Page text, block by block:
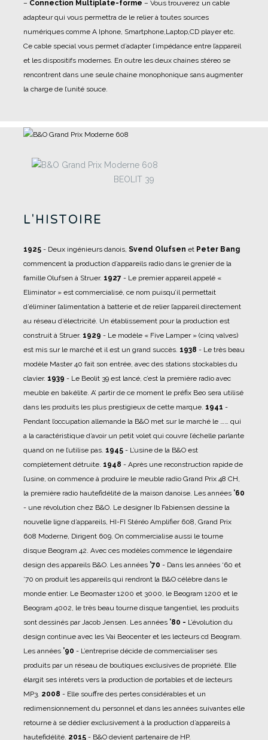
– Connection Multiplate-forme – Vous trouverez un cable
adapteur qui vous permettra de le relier à toutes sources
numériques comme A Iphone, Smartphone,Laptop,CD player etc.
Ce cable special vous permet d’adapter l’impédance entre l’appareil
et les dispositifs modernes. En outre les deux chaines stéreo se
rencontrent dans une seule chaine monophonique sans augmenter
la charge de l’unité souce.
BEOLIT 39
L'HISTOIRE
1925 - Deux ingénieurs danois, Svend Olufsen et Peter Bang
commencent la production d’appareils radio dans le grenier de la
famille Olufsen à Struer. 1927 - Le premier appareil appelé «
Eliminator » est commercialisé, ce nom puisqu’il permettait
d’éliminer l’alimentation à batterie et de relier l’appareil directement
au réseau d’électricité. Un établissement pour la production est
construit à Struer. 1929 - Le modèle « Five Lamper » (cinq valves)
est mis sur le marché et il est un grand succès. 1938 - Le très beau
modèle Master 40 fait son entrée, avec des stations stockables du
clavier. 1939 - Le Beolit 39 est lancé, c’est la première radio avec
meuble en bakélite. A’ partir de ce moment le préfix Beo sera utilisé
dans les produits les plus prestigieux de cette marque. 1941 -
Pendant l’occupation allemande la B&O met sur le marché le …… qui
a la caractéristique d’avoir un petit volet qui couvre l’échelle parlante
quand on ne l’utilise pas. 1945 - L’usine de la B&O est
complètement détruite. 1948 - Après une reconstruction rapide de
l’usine, on commence à produire le meuble radio Grand Prix 48 CH,
la première radio hautefidélité de la maison danoise. Les années ’60
- une révolution chez B&O. Le designer Ib Fabiensen dessine la
nouvelle ligne d’appareils, HI-FI Stéréo Amplifier 608, Grand Prix
608 Moderne, Dirigent 609. On commercialise aussi le tourne
disque Beogram 42. Avec ces modèles commence le légendaire
design des appareils B&O. Les années ’70 - Dans les années ‘60 et
’70 on produit les appareils qui rendront la B&O célèbre dans le
monde entier. Le Beomaster 1200 et 3000, le Beogram 1200 et le
Beogram 4002, le très beau tourne disque tangentiel, les produits
sont dessinés par Jacob Jensen. Les années ’80 - L’évolution du
design continue avec les Vai Beocenter et les lecteurs cd Beogram.
Les années ’90 - L’entreprise décide de commercialiser ses
produits par un réseau de boutiques exclusives de propriété. Elle
élargit ses intérets vers la production de portables et de lecteurs
MP3. 2008 - Elle souffre des pertes considérables et un
redimensionnement du personnel et dans les années suivantes elle
retourne à se dédier exclusivement à la production d’appareils à
hautefidélité. 2015 - B&O devient partenaire de HP.